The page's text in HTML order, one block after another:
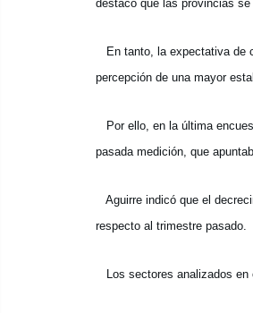
destacó que las provincias
En tanto, la expectativa de
percepción de una mayor
Por ello, en la última
pasada medición, que
Aguirre indicó que el
respecto al trimestre pasado.
Los sectores analizados en